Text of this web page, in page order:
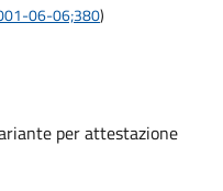
06-06;380)
per attestazione